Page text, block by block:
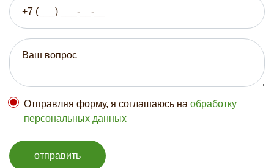
Отправляя форму, я соглашаюсь на обработку
персональных данных
отправить